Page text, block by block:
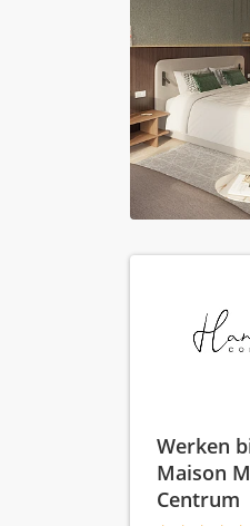
Werken
Maison
Centrum